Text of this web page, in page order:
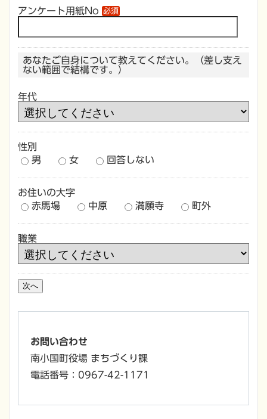
アンケート用紙No 必須
あなたご自身について教えてください。（差し支え
ない範囲で結構です。）
年代
性別
男
女 回答しない
お住いの大字
赤馬場
中原 満願寺 町外
職業
お問い合わせ
南小国町役場 まちづくり課
電話番号：0967-42-1171